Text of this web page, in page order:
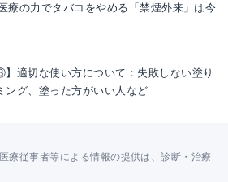
療の力でタバコをやめる「禁煙外来」は今
】適切な使い方について：失敗しない塗り
ング、塗った方がいい人など
療従事者等による情報の提供は、診断・治療